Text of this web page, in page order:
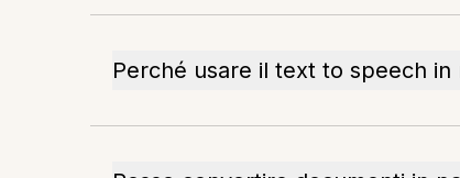
Perché usare il text to speech in